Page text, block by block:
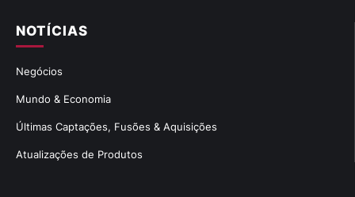
NOTÍCIAS
Negócios
Mundo & Economia
Últimas Captações, Fusões & Aquisições
Atualizações de Produtos